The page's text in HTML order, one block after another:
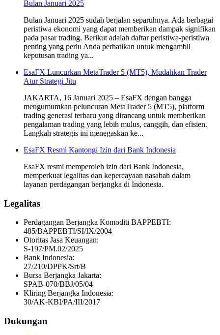
Bulan Januari 2025
Bulan Januari 2025 sudah berjalan separuhnya. Ada berbagai
peristiwa ekonomi yang dapat memberikan dampak signifikan
pada pasar trading. Berikut adalah daftar peristiwa-peristiwa
penting yang perlu Anda perhatikan untuk mengambil
keputusan trading ya...
EsaFX Luncurkan MetaTrader 5 (MT5), Mudahkan Trader
Atur Strategi Jitu
JAKARTA, 16 Januari 2025 – EsaFX dengan bangga
mengumumkan peluncuran MetaTrader 5 (MT5), platform
trading generasi terbaru yang dirancang untuk memberikan
pengalaman trading yang lebih mulus, canggih, dan efisien.
Langkah strategis ini menegaskan ke...
EsaFX Resmi Kantongi Izin dari Bank Indonesia
EsaFX resmi memperoleh izin dari Bank Indonesia,
memperkuat legalitas dan kepercayaan nasabah dalam
layanan perdagangan berjangka di Indonesia.
Legalitas
Perdagangan Berjangka Komoditi BAPPEBTI:
485/BAPPEBTI/SI/IX/2004
Otoritas Jasa Keuangan:
S-197/PM.02/2025
Bank Indonesia:
27/210/DPPK/Srt/B
Bursa Berjangka Jakarta:
SPAB-070/BBJ/05/04
Kliring Berjangka Indonesia:
30/AK-KBI/PA/III/2017
Dukungan